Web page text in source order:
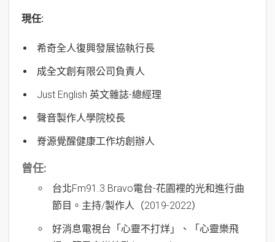
現任:
希奇全人復興發展協執行長
成全文創有限公司負責人
Just English 英文雜誌-總經理
聲音製作人學院校長
脊源覺醒健康工作坊創辦人
曾任:
台北Fm91.3 Bravo電台-花園裡的光和進行曲
節目。主持/製作人（2019-2022）
好消息電視台「心靈不打烊」、「心靈樂飛